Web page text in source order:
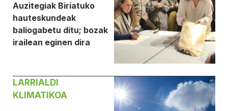
Auzitegiak Biriatuko
hauteskundeak
baliogabetu ditu; bozak
irailean eginen dira
LARRIALDI
KLIMATIKOA